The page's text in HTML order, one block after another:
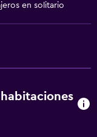
en solitario